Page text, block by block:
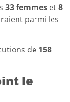
33 femmes et8
parmi les
de 158
le